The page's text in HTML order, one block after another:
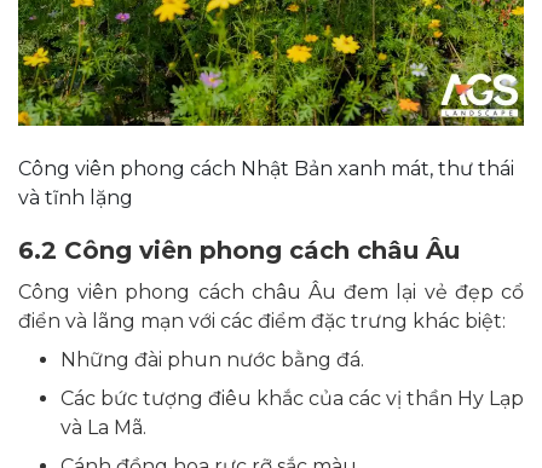
Công viên phong cách Nhật Bản xanh mát, thư thái
và tĩnh lặng
6.2 Công viên phong cách châu Âu
Công viên phong cách châu Âu đem lại vẻ đẹp cổ
điển và lãng mạn với các điểm đặc trưng khác biệt:
Những đài phun nước bằng đá.
Các bức tượng điêu khắc của các vị thần Hy Lạp
và La Mã.